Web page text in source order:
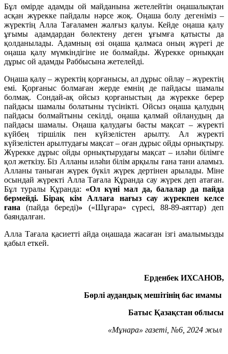
Бұл өмірде адамды ой майданына жетелейтін оңашалықтан
асқан жүрекке пайдалы нәрсе жоқ. Оңаша болу дегеніміз –
жүректің Алла Тағаламен жалғыз қалуы. Кейде оңаша қалу
ұғымы адамдардан бөлектену деген ұғымға қатысты да
қолданылады. Адамның өзі оңаша қалмаса оның жүрегі де
оңаша қалу мүмкіндігіне ие болмайды. Жүрекке орныққан
дұрыс ой адамды Раббысына жетелейді.
Оңаша қалу – жүректің қорғанысы, ал дұрыс ойлау – жүректің
емі. Қорғаныс болмаған жерде емнің де пайдасы шамалы
болмақ. Сондай-ақ ойсыз қорғаныстың да жүрекке берер
пайдасы шамалы болатыны түсінікті. Ойсыз оңаша қалудың
пайдасы болмайтыны секілді, оңаша қалмай ойланудың да
пайдасы шамалы. Оңаша қалудағы басты мақсат – жүректі
күйбең тіршілік пен күйзелістен арылту. Ал жүректі
күйзелістен арылтудағы мақсат – оған дұрыс ойды орнықтыру.
Жүрекке дұрыс ойды орнықтырудағы мақсат – иләһи білімге
қол жеткізу. Біз Алланы иләһи білім арқылы ғана тани аламыз.
Алланы таныған жүрек бүкіл жүрек дертінен арылады. Міне
осындай жүректі Алла Тағала Құранда сау жүрек деп атаған.
Бұл туралы Құранда: «Ол күні мал да, балалар да пайда
бермейді. Бірақ кім Аллаға нағыз сау жүрекпен келсе
ғана(пайда береді)» («Шұғара» сүресі, 88-89-аяттар) деп
баяндалған.
Алла Тағала қасиетті айда оңашада жасаған ізгі амалымызды
қабыл еткей.
Ерденбек ИХСАНОВ,
Бөрлі аудандық мешітінің бас имамы
Батыс Қазақстан облысы
«Мұнара» газеті , №6 , 2024 жыл